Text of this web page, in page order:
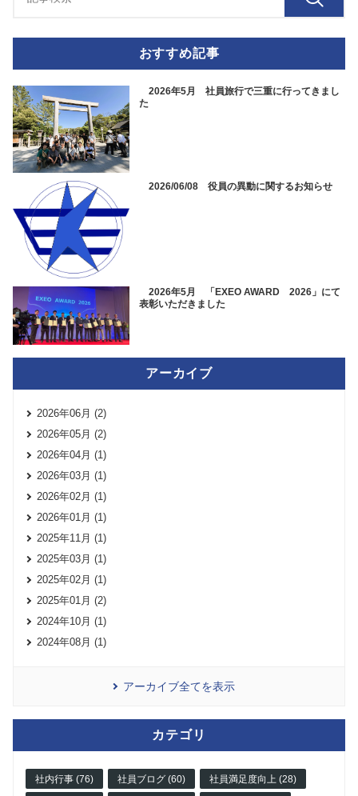
おすすめ記事
2026年5月 社員旅行で三重に行ってきまし
た
2026/06/08 役員の異動に関するお知らせ
2026年5月 「EXEO AWARD 2026」にて
表彰いただきました
アーカイブ
2026年06月 (2)
2026年05月 (2)
2026年04月 (1)
2026年03月 (1)
2026年02月 (1)
2026年01月 (1)
2025年11月 (1)
2025年03月 (1)
2025年02月 (1)
2025年01月 (2)
2024年10月 (1)
2024年08月 (1)
アーカイブ全てを表示
カテゴリ
社内行事 (76) 社員ブログ (60) 社員満足度向上 (28)